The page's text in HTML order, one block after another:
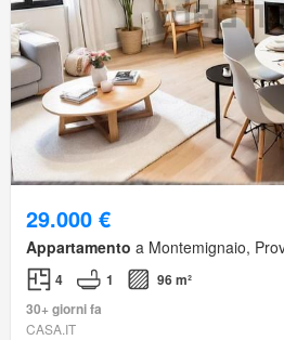
29.000 €
Appartamento a Montemignaio,
4 1
96 m²
30+ giorni fa
CASA.IT